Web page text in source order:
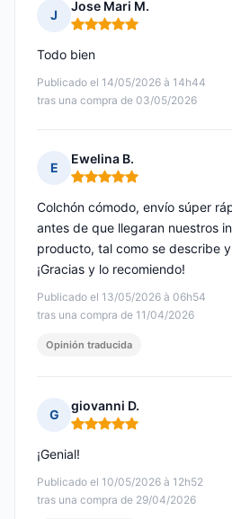
J
Jose Mari M.
Nota: 5 de 5
Publicado el 14/05/2026 à 14h44
tras una compra de 03/05/2026
Todo bien
E
Ewelina B.
Nota: 5 de 5
Publicado el 13/05/2026 à 06h54
tras una compra de 11/04/2026
Colchón cómodo, envío súper
antes de que llegaran nuestros
producto, tal como se describe
¡Gracias y lo recomiendo!
Opinión traducida
G
giovanni D.
Nota: 5 de 5
Publicado el 10/05/2026 à 12h52
tras una compra de 29/04/2026
¡Genial!